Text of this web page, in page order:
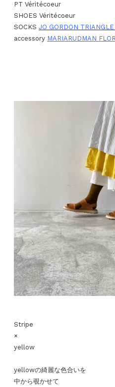
PT Véritécoeur
SHOES Véritécoeur
SOCKS JO GORDON TRIANGLE
accessory MARIARUDMAN
Stripe
×
yellow
yellowの綺麗な色合いを
中から覗かせて